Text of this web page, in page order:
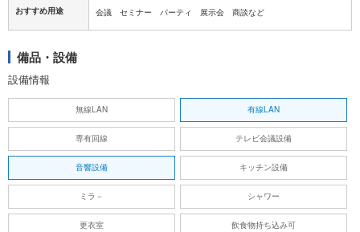
おすすめ用途 会議 セミナー パーティ 展示会 商談など
備品・設備
設備情報
無線LAN 有線LAN
専有回線 テレビ会議設備
音響設備 キッチン設備
ミラ－ シャワー
更衣室 飲食物持ち込み可